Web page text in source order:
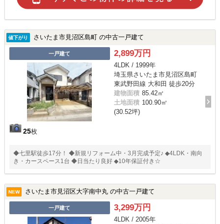
値下がり さいたま市見沼区島町 の中古一戸建て
一戸建て
25枚
2,899万円
4LDK / 1999年
埼玉県さいたま市見沼区島町
東武野田線 大和田 徒歩20分
建物面積 85.42㎡
土地面積 100.90㎡
(30.52坪)
◆七里駅徒歩17分！ ◆新規リフォーム中・3月完成予定♪ ◆4LDK・南向
き・カースペース1台 ◆日当たり良好 ◆10年保証付き☆
NEW さいたま市見沼区大字南中丸 の中古一戸建て
一戸建て 3,299万円
4LDK / 2005年